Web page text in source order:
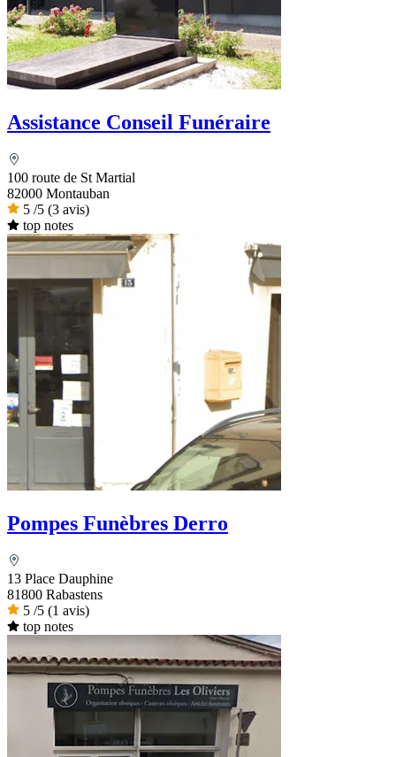
Assistance Conseil Funéraire
100 route de St Martial
82000 Montauban
5 /5 (3 avis)
top notes
Pompes Funèbres Derro
13 Place Dauphine
81800 Rabastens
5 /5 (1 avis)
top notes